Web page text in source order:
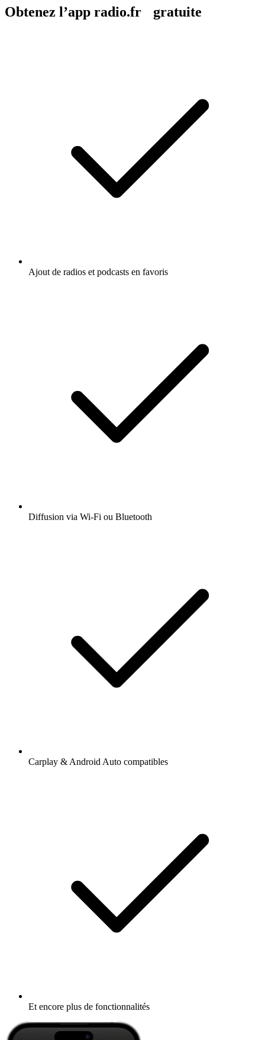
Obtenez l’app radio.fr gratuite
Ajout de radios et podcasts en favoris
Diffusion via Wi-Fi ou Bluetooth
Carplay & Android Auto compatibles
Et encore plus de fonctionnalités